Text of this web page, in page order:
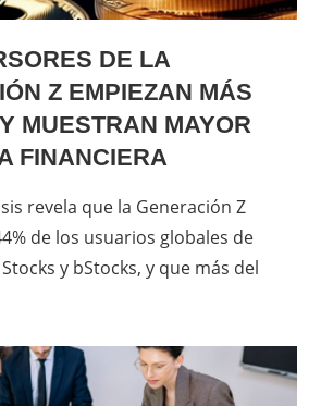
DE LA
Z EMPIEZAN MÁS
MUESTRAN MAYOR
FINANCIERA
revela que la Generación Z
de los usuarios globales de
y bStocks, y que más del